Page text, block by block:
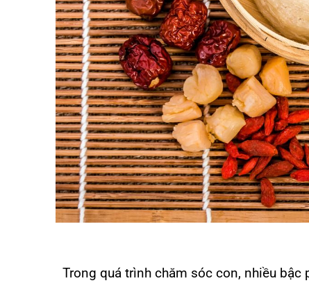
Trong quá trình chăm sóc con, nhiều